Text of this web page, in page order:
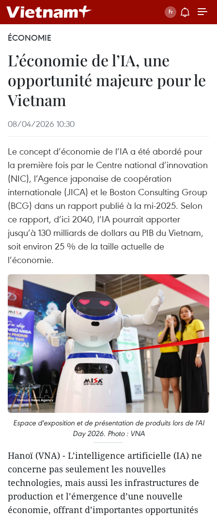
ÉCONOMIE
L’économie de l’IA, une
opportunité majeure pour le
Vietnam
08/04/2026 10:30
Le concept d’économie de l’IA a été abordé pour
la première fois par le Centre national d’innovation
(NIC), l’Agence japonaise de coopération
internationale (JICA) et le Boston Consulting Group
(BCG) dans un rapport publié à la mi-2025. Selon
ce rapport, d’ici 2040, l’IA pourrait apporter
jusqu’à 130 milliards de dollars au PIB du Vietnam,
soit environ 25 % de la taille actuelle de
l’économie.
Espace d'exposition et de présentation de produits lors de l'AI
Day 2026. Photo : VNA
Hanoï (VNA) - L’intelligence artificielle (IA) ne
concerne pas seulement les nouvelles
technologies, mais aussi les infrastructures de
production et l’émergence d’une nouvelle
économie, offrant d’importantes opportunités